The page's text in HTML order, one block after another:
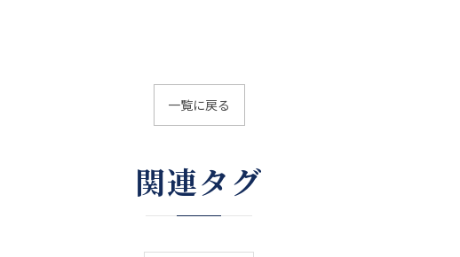
一覧に戻る
関連タグ